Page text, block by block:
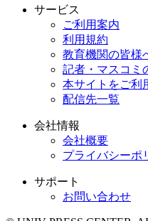
サービス
ご利用案内
利用規約
教育機関の皆様
記者・マスコミ
本サイトをご利
配信先一覧
会社情報
会社概要
プライバシーポ
サポート
お問い合わせ